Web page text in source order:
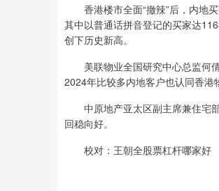
香港楼市全面“撤辣”后，内地买
其中以普通话拼音登记的买家达
创下历史新高。
美联物业全国研究中心总监何倩
2024年比较多内地客户也认同香港
中原地产亚太区副主席兼住宅部
回稳向好。
校对：王朝全股票杠杆哪家好